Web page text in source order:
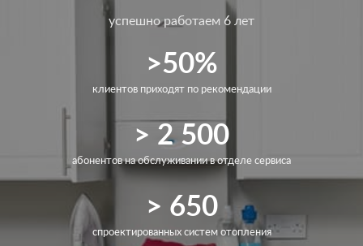
успешно работаем 6 лет
>50%
клиентов приходят по рекомендации
> 2 500
абонентов на обслуживании в отделе сервиса
> 650
спроектированных систем отопления